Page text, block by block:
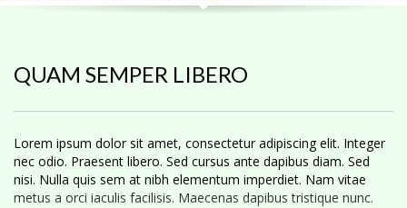
QUAM SEMPER LIBERO
Lorem ipsum dolor sit amet, consectetur adipiscing elit. Integer
nec odio. Praesent libero. Sed cursus ante dapibus diam. Sed
nisi. Nulla quis sem at nibh elementum imperdiet. Nam vitae
metus a orci iaculis facilisis. Maecenas dapibus tristique nunc.